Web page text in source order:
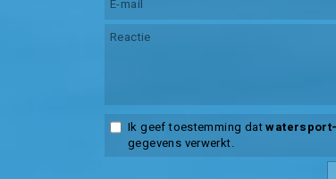
Ik geef toestemming dat
gegevens verwerkt.